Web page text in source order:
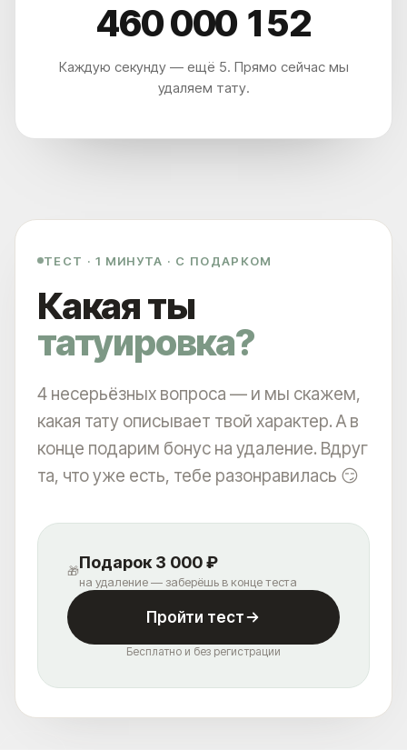
460 000 160
Каждую секунду — ещё 5. Прямо сейчас мы
удаляем тату.
ТЕСТ · 1 МИНУТА · С ПОДАРКОМ
Какая ты
татуировка?
4 несерьёзных вопроса — и мы скажем,
какая тату описывает твой характер. А в
конце подарим бонус на удаление. Вдруг
та, что уже есть, тебе разонравилась 😏
🎁Подарок 3 000 ₽
на удаление — заберёшь в конце теста
Пройти тест
Бесплатно и без регистрации
А ЕСЛИ ПРОЩЕ, ТО МЫ НАХОДИМСЯ:
В 4 МИНУТАХ ОТ SURF COFFEE X NEO
ПАРКОВКА ДЛЯ ВСЕХ ПОСЕТИТЕЛЕЙ КЛИНИКИ
ET.LASER
МЫ НАХОДИМСЯ ПО АДРЕСУ
ЛЕТНИКОВСКАЯ УЛ., 10, СТР. 2